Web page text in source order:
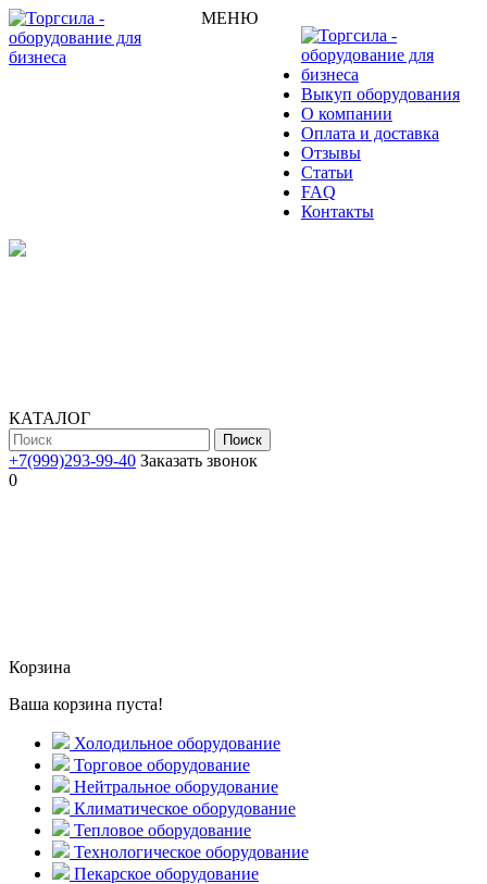
МЕНЮ
Выкуп оборудования
О компании
Оплата и доставка
Отзывы
Статьи
FAQ
Контакты
КАТАЛОГ
Поиск
+7(999)293-99-40 Заказать звонок
0
Корзина
Ваша корзина пуста!
Холодильное оборудование
Торговое оборудование
Нейтральное оборудование
Климатическое оборудование
Тепловое оборудование
Технологическое оборудование
Пекарское оборудование